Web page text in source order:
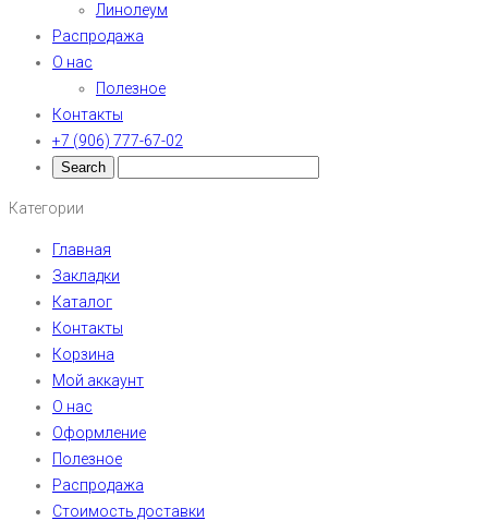
Линолеум
Распродажа
О нас
Полезное
Контакты
+7 (906) 777-67-02
Категории
Главная
Закладки
Каталог
Контакты
Корзина
Мой аккаунт
О нас
Оформление
Полезное
Распродажа
Стоимость доставки